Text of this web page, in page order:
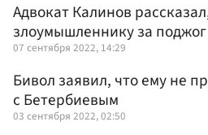
Адвокат Калинов
злоумышленнику за поджог
07 сентября 2022, 14:29
Бивол заявил, что ему не
с Бетербиевым
03 сентября 2022, 02:50